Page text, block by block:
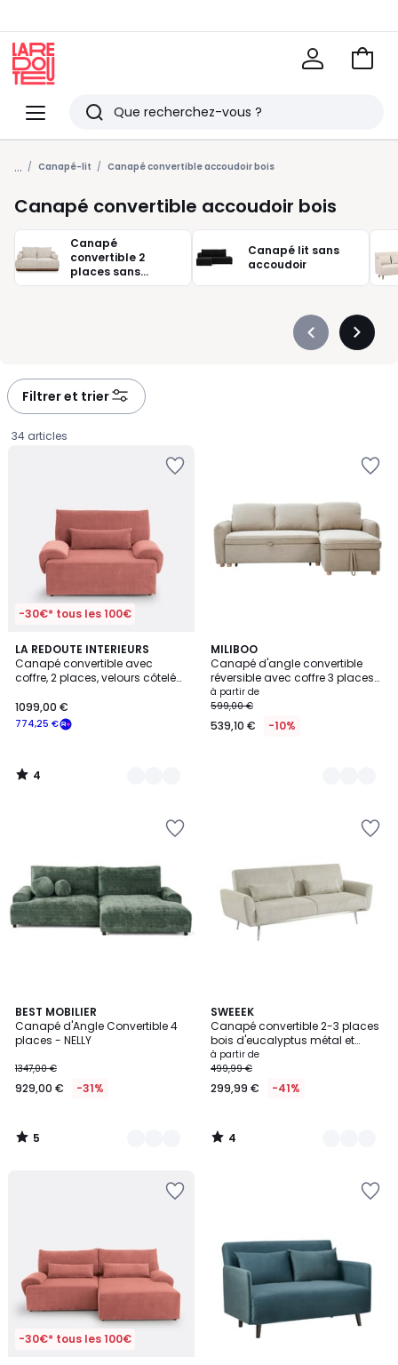
Menu
Redoute
Rechercher
Derniers
articles
vus
Voir
... Canapé-lit Canapé convertible accoudoir bois
Canapé convertible accoudoir bois
Canapé
convertible 2
places sans
accoudoir
Canapé lit sans
accoudoir
Précédent
Filtrer et trier
34 articles
-30€* tous les 100€
LA REDOUTE INTERIEURS
Canapé convertible avec
coffre, 2 places, velours côtelé
€
souscrivez
notre
programme
place
774,25
€.
774,25 €
1099,00 €
4
/
5
7
Couleurs
4
/
MILIBOO
Canapé d'angle convertible
réversible avec coffre 3 places
en tissu chenille et bois clair
ORSO
à partir de
599,00 €
539,10 € -10%
2
Couleurs
BEST MOBILIER
Canapé d'Angle Convertible 4
places - NELLY
1347,00 €
929,00 € -31%
5
/
5
9
Couleurs
5
/
SWEEEK
Canapé convertible 2-3 places
bois d'eucalyptus métal et
velours côtelé OSKAR
à partir de
499,99 €
299,99 € -41%
4
/
5
2
Couleurs
4
/
-30€* tous les 100€